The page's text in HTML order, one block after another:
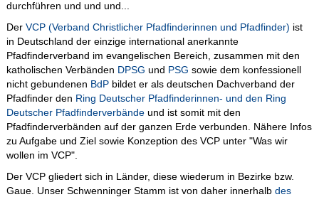
durchführen und und und...
Der VCP (Verband Christlicher Pfadfinderinnen und Pfadfinder) ist
in Deutschland der einzige international anerkannte
Pfadfinderverband im evangelischen Bereich, zusammen mit den
katholischen Verbänden DPSG und PSG sowie dem konfessionell
nicht gebundenen BdPbildet er als deutschen Dachverband der
Pfadfinder den Ring Deutscher Pfadfinderinnen- und den Ring
Deutscher Pfadfinderverbändeund ist somit mit den
Pfadfinderverbänden auf der ganzen Erde verbunden. Nähere Infos
zu Aufgabe und Ziel sowie Konzeption des VCP unter "Was wir
wollen im VCP".
Der VCP gliedert sich in Länder, diese wiederum in Bezirke bzw.
Gaue. Unser Schwenninger Stamm ist von daher innerhalb des